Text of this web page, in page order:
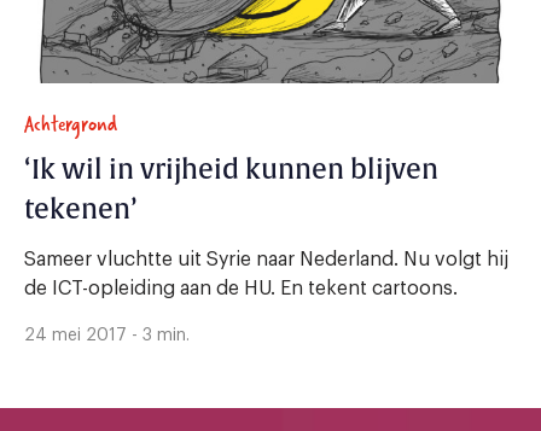
Achtergrond
‘Ik wil in vrijheid kunnen blijven
tekenen’
Sameer vluchtte uit Syrie naar Nederland. Nu volgt hij
de ICT-opleiding aan de HU. En tekent cartoons.
24 mei 2017 - 3 min.